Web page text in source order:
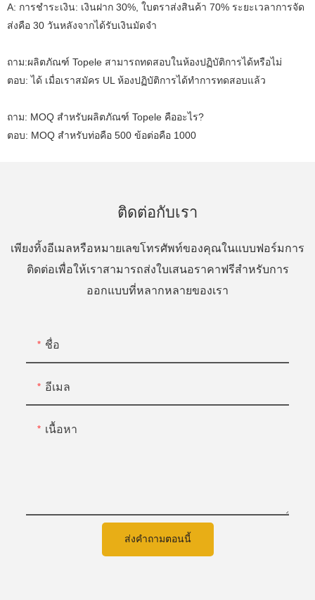
A: การชำระเงิน: เงินฝาก 30%, ใบตราส่งสินค้า 70% ระยะเวลาการจัด
ส่งคือ 30 วันหลังจากได้รับเงินมัดจำ
ถาม:ผลิตภัณฑ์ Topele สามารถทดสอบในห้องปฏิบัติการได้หรือไม่
ตอบ: ได้ เมื่อเราสมัคร UL ห้องปฏิบัติการได้ทำการทดสอบแล้ว
ถาม: MOQ สำหรับผลิตภัณฑ์ Topele คืออะไร?
ตอบ: MOQ สำหรับท่อคือ 500 ข้อต่อคือ 1000
ติดต่อกับเรา
เพียงทิ้งอีเมลหรือหมายเลขโทรศัพท์ของคุณในแบบฟอร์มการ
ติดต่อเพื่อให้เราสามารถส่งใบเสนอราคาฟรีสำหรับการ
ออกแบบที่หลากหลายของเรา
ชื่อ
อีเมล
เนื้อหา
ส่งคำถามตอนนี้